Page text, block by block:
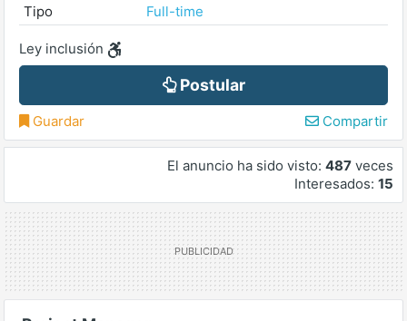
Tipo
Full-time
Ley inclusión
Postular
Guardar Compartir
El anuncio ha sido visto: 487 veces
Interesados: 15